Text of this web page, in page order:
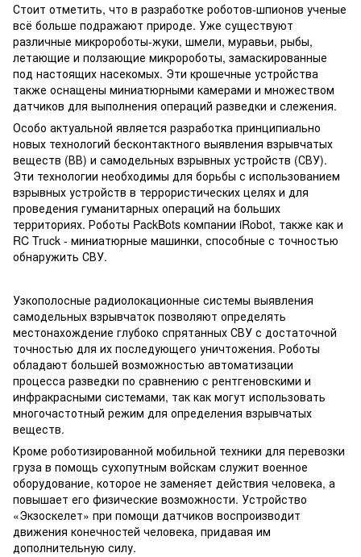
Стоит отметить, что в разработке роботов-шпионов ученые
всё больше подражают природе. Уже существуют
различные микророботы-жуки, шмели, муравьи, рыбы,
летающие и ползающие микророботы, замаскированные
под настоящих насекомых. Эти крошечные устройства
также оснащены миниатюрными камерами и множеством
датчиков для выполнения операций разведки и слежения.
Особо актуальной является разработка принципиально
новых технологий бесконтактного выявления взрывчатых
веществ (ВВ) и самодельных взрывных устройств (СВУ).
Эти технологии необходимы для борьбы с использованием
взрывных устройств в террористических целях и для
проведения гуманитарных операций на больших
территориях. Роботы PackBots компании iRobot, также как и
RC Truck - миниатюрные машинки, способные с точностью
обнаружить СВУ.
Узкополосные радиолокационные системы выявления
самодельных взрывчаток позволяют определять
местонахождение глубоко спрятанных СВУ с достаточной
точностью для их последующего уничтожения. Роботы
обладают большей возможностью автоматизации
процесса разведки по сравнению с рентгеновскими и
инфракрасными системами, так как могут использовать
многочастотный режим для определения взрывчатых
веществ.
Кроме роботизированной мобильной техники для перевозки
груза в помощь сухопутным войскам служит военное
оборудование, которое не заменяет действия человека, а
повышает его физические возможности. Устройство
«Экзоскелет» при помощи датчиков воспроизводит
движения конечностей человека, придавая им
дополнительную силу.